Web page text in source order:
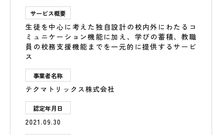
サービス概要
生徒を中心に考えた独自設計の校内外にわたるコ
ミュニケーション機能に加え、学びの蓄積、教職
員の校務支援機能までを一元的に提供するサービ
ス
事業者名称
テクマトリックス株式会社
認定年月日
2021.09.30